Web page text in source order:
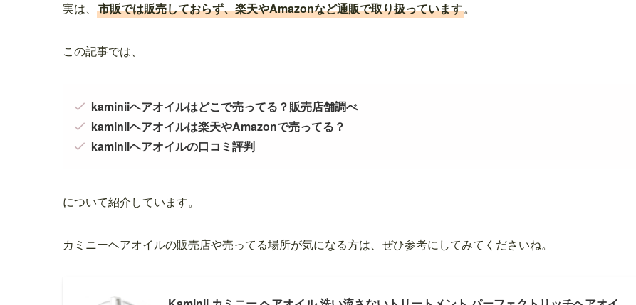
実は、 市販では販売しておらず、楽天やAmazonなど通販で取り扱っています。
この記事では、
kaminiiヘアオイルはどこで売ってる？販売店舗調べ
kaminiiヘアオイルは楽天やAmazonで売ってる？
kaminiiヘアオイルの口コミ評判
について紹介しています。
カミニーヘアオイルの販売店や売ってる場所が気になる方は、ぜひ参考にしてみてくださいね。